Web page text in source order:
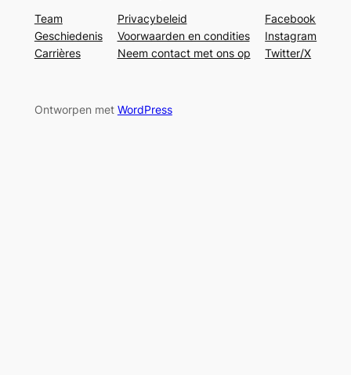
Team
Geschiedenis
Carrières
Privacybeleid
Voorwaarden en condities
Neem contact met ons op
Facebook
Instagram
Twitter/X
Ontworpen met WordPress